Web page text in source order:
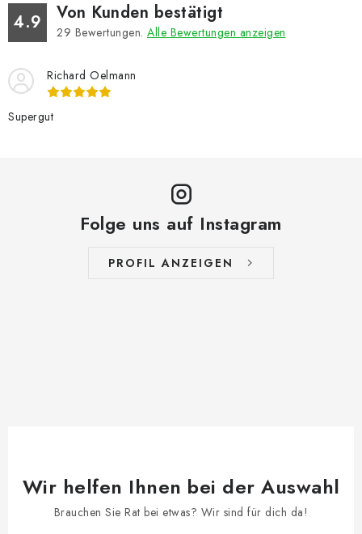
4.9 Von Kunden bestätigt
29 Bewertungen. Alle Bewertungen anzeigen
Richard Oelmann
Supergut
Folge uns auf Instagram
PROFIL ANZEIGEN
Wir helfen Ihnen bei der Auswahl
Brauchen Sie Rat bei etwas? Wir sind für dich da!